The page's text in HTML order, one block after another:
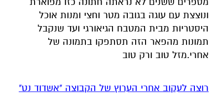
ונוצצת עם עוגה בגובה מטר וחצי ומנות אוכל
היסטריות מבית המטבח הגיאורגי ועד שנקבל
תמונות מהפאר הזה תסתפקו בתמונה של
אחרי.מזל טוב ורק טוב
רוצה לעקוב אחרי הערוץ של הקבוצה "אשדוד נט"